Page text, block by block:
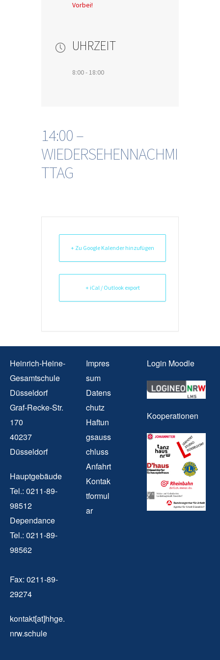
Vorbei!
UHRZEIT
8:00 - 18:00
14:00 –
WIEDERSEHENNACHMI
TTAG
+ Zu Google Kalender hinzufügen
+ iCal / Outlook export
Heinrich-Heine-
Gesamtschule
Düsseldorf
Graf-Recke-Str.
170
40237
Düsseldorf
Hauptgebäude
Tel.: 0211-89-
98512
Dependance
Tel.: 0211-89-
98562
Fax: 0211-89-
29274
kontakt[at]hhge.
nrw.schule
Impres
sum
Datens
chutz
Haftun
gsauss
chluss
Anfahrt
Kontak
tformul
ar
Login Moodle
Kooperationen